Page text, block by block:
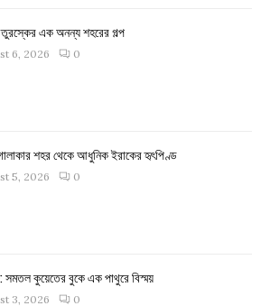
এক অনন্য শহরের গল্প
6, 2026 0
শহর থেকে আধুনিক ইরাকের হৃৎপিণ্ড
5, 2026 0
সমতল কুয়েতের বুকে এক পাথুরে বিস্ময়
3, 2026 0